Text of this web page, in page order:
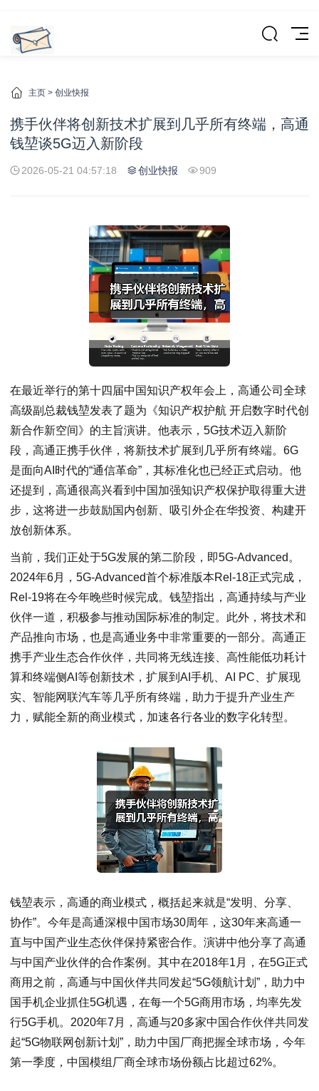
主页 > 创业快报
携手伙伴将创新技术扩展到几乎所有终端，高通
钱堃谈5G迈入新阶段
2026-05-21 04:57:18 创业快报 909
在最近举行的第十四届中国知识产权年会上，高通公司全球
高级副总裁钱堃发表了题为《知识产权护航 开启数字时代创
新合作新空间》的主旨演讲。他表示，5G技术迈入新阶
段，高通正携手伙伴，将新技术扩展到几乎所有终端。6G
是面向AI时代的“通信革命”，其标准化也已经正式启动。他
还提到，高通很高兴看到中国加强知识产权保护取得重大进
步，这将进一步鼓励国内创新、吸引外企在华投资、构建开
放创新体系。
当前，我们正处于5G发展的第二阶段，即5G-Advanced。
2024年6月，5G-Advanced首个标准版本Rel-18正式完成，
Rel-19将在今年晚些时候完成。钱堃指出，高通持续与产业
伙伴一道，积极参与推动国际标准的制定。此外，将技术和
产品推向市场，也是高通业务中非常重要的一部分。高通正
携手产业生态合作伙伴，共同将无线连接、高性能低功耗计
算和终端侧AI等创新技术，扩展到AI手机、AI PC、扩展现
实、智能网联汽车等几乎所有终端，助力于提升产业生产
力，赋能全新的商业模式，加速各行各业的数字化转型。
钱堃表示，高通的商业模式，概括起来就是“发明、分享、
协作”。今年是高通深根中国市场30周年，这30年来高通一
直与中国产业生态伙伴保持紧密合作。演讲中他分享了高通
与中国产业伙伴的合作案例。其中在2018年1月，在5G正式
商用之前，高通与中国伙伴共同发起“5G领航计划”，助力中
国手机企业抓住5G机遇，在每一个5G商用市场，均率先发
行5G手机。2020年7月，高通与20多家中国合作伙伴共同发
起“5G物联网创新计划”，助力中国厂商把握全球市场，今年
第一季度，中国模组厂商全球市场份额占比超过62%。